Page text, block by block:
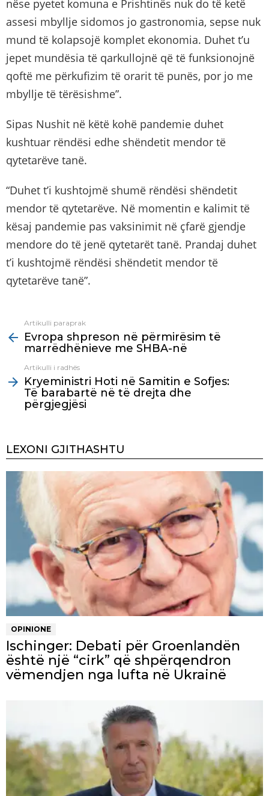
nëse pyetet komuna e Prishtinës nuk do të ketë
assesi mbyllje sidomos jo gastronomia, sepse nuk
mund të kolapsojë komplet ekonomia. Duhet t’u
jepet mundësia të qarkullojnë që të funksionojnë
qoftë me përkufizim të orarit të punës, por jo me
mbyllje të tërësishme”.
Sipas Nushit në këtë kohë pandemie duhet
kushtuar rëndësi edhe shëndetit mendor të
qytetarëve tanë.
“Duhet t’i kushtojmë shumë rëndësi shëndetit
mendor të qytetarëve. Në momentin e kalimit të
kësaj pandemie pas vaksinimit në çfarë gjendje
mendore do të jenë qytetarët tanë. Prandaj duhet
t’i kushtojmë rëndësi shëndetit mendor të
qytetarëve tanë”.
more
Artikulli paraprak
Evropa shpreson në përmirësim të
marrëdhënieve me SHBA-në
Artikulli i radhës
Kryeministri Hoti në Samitin e Sofjes:
Të barabartë në të drejta dhe
përgjegjësi
LEXONI GJITHASHTU
OPINIONE
Ischinger: Debati për Groenlandën
është një “cirk” që shpërqendron
vëmendjen nga lufta në Ukrainë